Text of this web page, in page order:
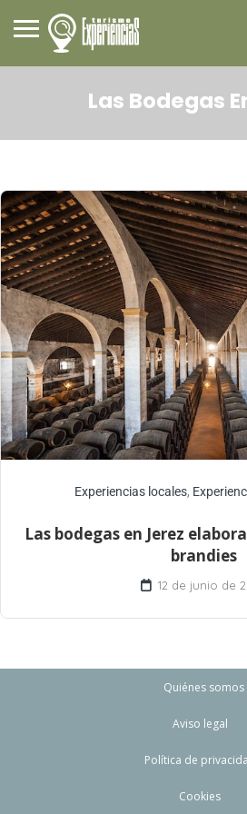
Las Bodegas
Experiencias locales,
Las bodegas en Jerez
brandies
12 de junio de
Quiénes somos
Aviso legal
Política de
Cookies